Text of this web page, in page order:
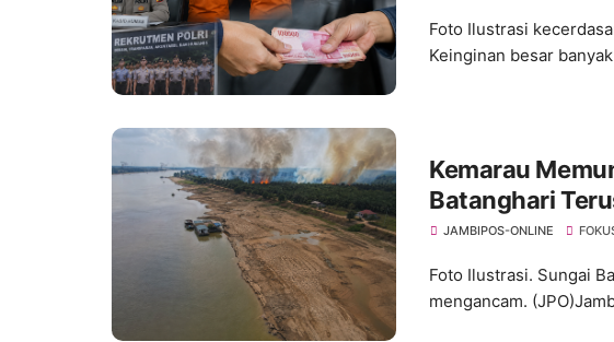
Foto Ilustrasi
Keinginan besar
Kemarau
Batanghari
Ancaman Krisis
JAMBIPOS-ONLINE
Foto Ilustrasi. Sungai
mengancam.